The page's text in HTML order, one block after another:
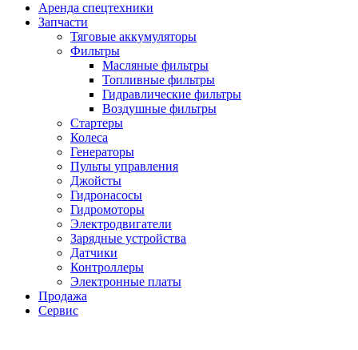
Аренда спецтехники
Запчасти
Тяговые аккумуляторы
Фильтры
Масляные фильтры
Топливные фильтры
Гидравлические фильтры
Воздушные фильтры
Стартеры
Колеса
Генераторы
Пульты управления
Джойсты
Гидронасосы
Гидромоторы
Электродвигатели
Зарядные устройства
Датчики
Контроллеры
Электронные платы
Продажа
Сервис